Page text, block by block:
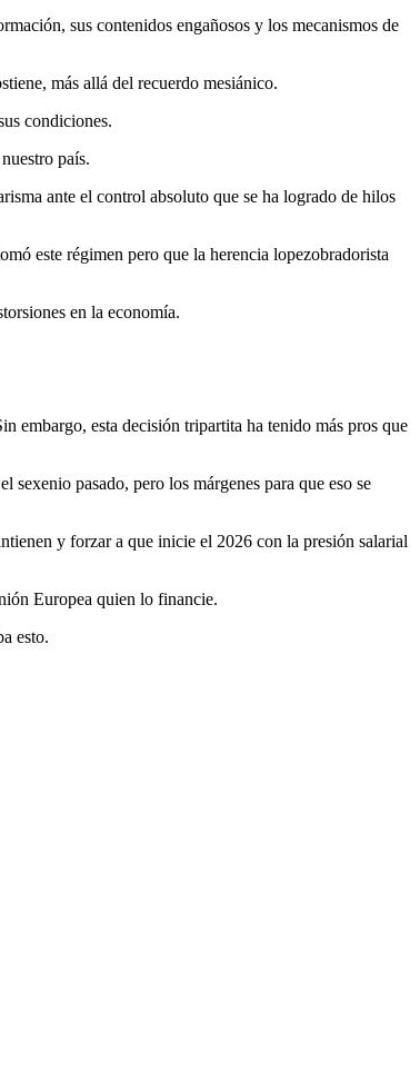
sus contenidos engañosos y los mecanismos de
más allá del recuerdo mesiánico.
condiciones.
país.
ante el control absoluto que se ha logrado de hilos
este régimen pero que la herencia lopezobradorista
en la economía.
embargo, esta decisión tripartita ha tenido más pros que
pasado, pero los márgenes para que eso se
y forzar a que inicie el 2026 con la presión salarial
Europea quien lo financie.
esto.